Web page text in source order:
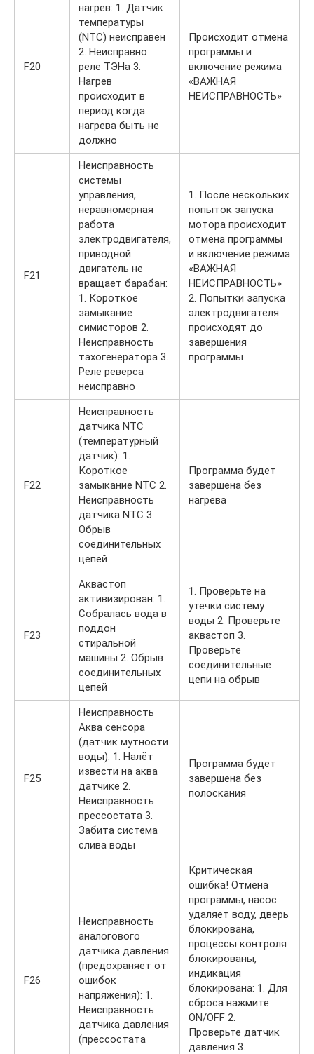
F20
нагрев: 1. Датчик
температуры
(NTC) неисправен
2. Неисправно
реле ТЭНа 3.
Нагрев
происходит в
период когда
нагрева быть не
должно
Происходит отмена
программы и
включение режима
«ВАЖНАЯ
НЕИСПРАВНОСТЬ»
F21
Неисправность
системы
управления,
неравномерная
работа
электродвигателя,
приводной
двигатель не
вращает барабан:
1. Короткое
замыкание
симисторов 2.
Неисправность
тахогенератора 3.
Реле реверса
неисправно
1. После нескольких
попыток запуска
мотора происходит
отмена программы
и включение режима
«ВАЖНАЯ
НЕИСПРАВНОСТЬ»
2. Попытки запуска
электродвигателя
происходят до
завершения
программы
F22
Неисправность
датчика NTC
(температурный
датчик): 1.
Короткое
замыкание NTC 2.
Неисправность
датчика NTC 3.
Обрыв
соединительных
цепей
Программа будет
завершена без
нагрева
F23
Аквастоп
активизирован: 1.
Собралась вода в
поддон
стиральной
машины 2. Обрыв
соединительных
цепей
1. Проверьте на
утечки систему
воды 2. Проверьте
аквастоп 3.
Проверьте
соединительные
цепи на обрыв
F25
Неисправность
Аква сенсора
(датчик мутности
воды): 1. Налёт
извести на аква
датчике 2.
Неисправность
прессостата 3.
Забита система
слива воды
Программа будет
завершена без
полоскания
F26
Неисправность
аналогового
датчика давления
(предохраняет от
ошибок
напряжения): 1.
Неисправность
датчика давления
(прессостата
Критическая
ошибка! Отмена
программы, насос
удаляет воду, дверь
блокирована,
процессы контроля
блокированы,
индикация
блокирована: 1. Для
сброса нажмите
ON/OFF 2.
Проверьте датчик
давления 3.